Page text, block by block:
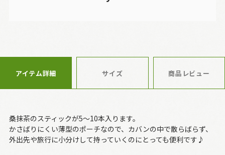
アイテム詳細 サイズ 商品レビュー
桑抹茶のスティックが5～10本入ります。
かさばりにくい薄型のポーチなので、カバンの中で散らばらず、
外出先や旅行に小分けして持っていくのにとっても便利です♪